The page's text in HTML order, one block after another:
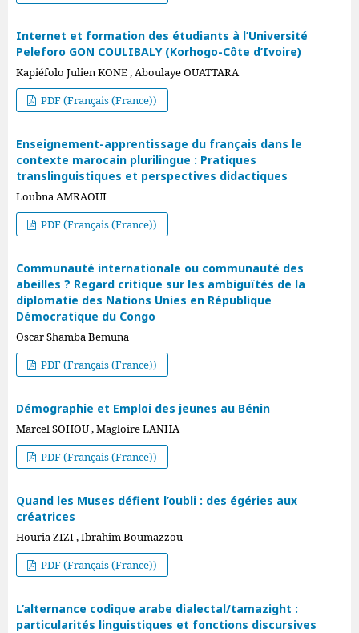
Internet et formation des étudiants à l’Université
Peleforo GON COULIBALY (Korhogo-Côte d’Ivoire)
Kapiéfolo Julien KONE , Aboulaye OUATTARA
PDF (Français (France))
Enseignement-apprentissage du français dans le
contexte marocain plurilingue : Pratiques
translinguistiques et perspectives didactiques
Loubna AMRAOUI
PDF (Français (France))
Communauté internationale ou communauté des
abeilles ? Regard critique sur les ambiguïtés de la
diplomatie des Nations Unies en République
Démocratique du Congo
Oscar Shamba Bemuna
PDF (Français (France))
Démographie et Emploi des jeunes au Bénin
Marcel SOHOU , Magloire LANHA
PDF (Français (France))
Quand les Muses défient l’oubli : des égéries aux
créatrices
Houria ZIZI , Ibrahim Boumazzou
PDF (Français (France))
L’alternance codique arabe dialectal/tamazight :
particularités linguistiques et fonctions discursives